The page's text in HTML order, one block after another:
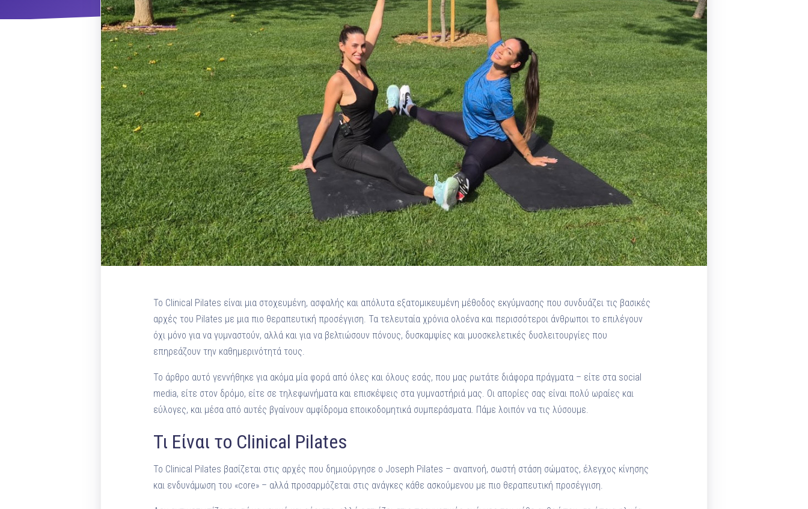
ΝΜ
Ένα μεγάλο και όμορφο γυμναστήριο κοντά στη θάλασσα
Κ
ΚΟΡΥΔΑΛΛOΣ
Το pilates έχει τον δικό του καταπληκτικό χώρο στον
Κορυδαλλό
ΠΕΥ
ΠΕΥΚΗ
Η εξέλιξη της ευεξίας στην Πεύκη
ΠΣ
ΠΕΡΙΣΤΈΡΙ NEOΣ ΧΩΡΟΣ
Προορισμός Pilates στην Καρδιά της Πόλης
Pilates by Mandy
FACEBOOK N.ΨΥΧΙΚΟΥ
Pilates by Mandy
FACEBOOK N.ΜΑΚΡΗΣ
Pilates by Mandy
FACEBOOK ΚΟΡΥΔΑΛΛΟΥ
Pilates by Mandy
FACEBOOK ΠΕΡΙΣΤΕΡΊΟΥ
Pilates by Mandy
FACEBOOK ΠΕΎΚΗΣ
ΚΑΝΑΛΙ YOUTUBE
Το Clinical Pilates είναι μια στοχευμένη, ασφαλής και απόλυτα εξατομικευμένη μέθοδος εκγύμνασης που συνδυάζει τις βασικές
αρχές του Pilates με μια πιο θεραπευτική προσέγγιση. Τα τελευταία χρόνια ολοένα και περισσότεροι άνθρωποι το επιλέγουν
όχι μόνο για να γυμναστούν, αλλά και για να βελτιώσουν πόνους, δυσκαμψίες και μυοσκελετικές δυσλειτουργίες που
επηρεάζουν την καθημερινότητά τους.
Το άρθρο αυτό γεννήθηκε για ακόμα μία φορά από όλες και όλους εσάς, που μας ρωτάτε διάφορα πράγματα – είτε στα social
media, είτε στον δρόμο, είτε σε τηλεφωνήματα και επισκέψεις στα γυμναστήριά μας. Οι απορίες σας είναι πολύ ωραίες και
εύλογες, και μέσα από αυτές βγαίνουν αμφίδρομα εποικοδομητικά συμπεράσματα. Πάμε λοιπόν να τις λύσουμε.
Τι Είναι το Clinical Pilates
Το Clinical Pilates βασίζεται στις αρχές που δημιούργησε ο Joseph Pilates – αναπνοή, σωστή στάση σώματος, έλεγχος κίνησης
και ενδυνάμωση του «core» – αλλά προσαρμόζεται στις ανάγκες κάθε ασκούμενου με πιο θεραπευτική προσέγγιση.